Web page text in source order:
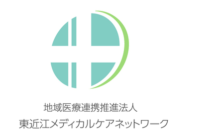
症の感染拡大のため、誠に勝手ながら、令和7年9月5日
（金）より、面会中止とさせていただきます。施設内感染防
止のため、ご理解・ご協力をお願いいたします。（詳細はこ
2025 年 09 月 01 日
広報誌2025年9月号を掲載しました。（詳細はこちら）
2025 年 08 月 28 日